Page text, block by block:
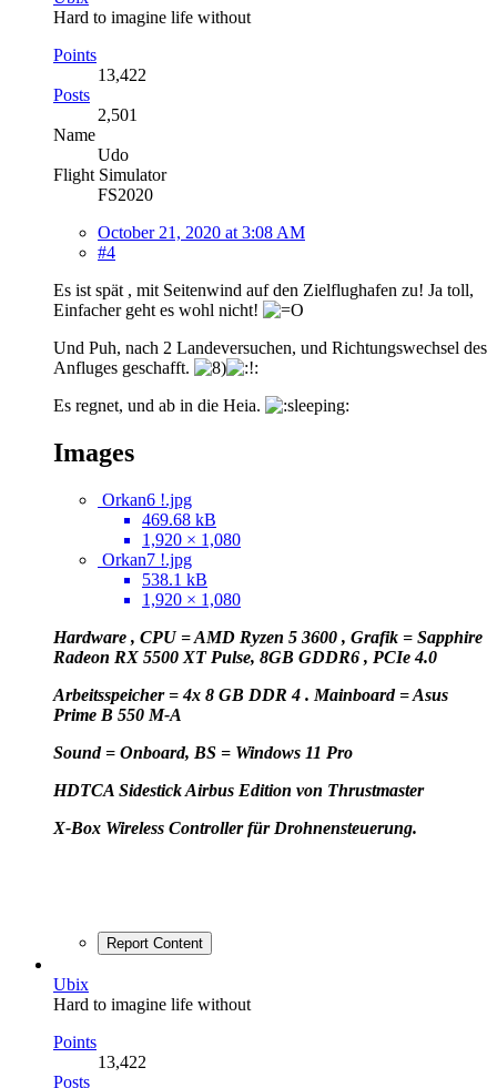
Hard to imagine life without
Points
13,422
Posts
2,501
Name
Udo
Flight Simulator
FS2020
October 21, 2020 at 3:08 AM
#4
Es ist spät , mit Seitenwind auf den Zielflughafen zu! Ja toll,
Einfacher geht es wohl nicht!
Und Puh, nach 2 Landeversuchen, und Richtungswechsel des
Anfluges geschafft.
Es regnet, und ab in die Heia.
Images
Orkan6 !.jpg
469.68 kB
1,920 × 1,080
Orkan7 !.jpg
538.1 kB
1,920 × 1,080
Hardware , CPU = AMD Ryzen 5 3600 , Grafik = Sapphire
Radeon RX 5500 XT Pulse, 8GB GDDR6 , PCIe 4.0
Arbeitsspeicher = 4x 8 GB DDR 4 . Mainboard = Asus
Prime B 550 M-A
Sound = Onboard, BS = Windows 11 Pro
HDTCA Sidestick Airbus Edition von Thrustmaster
X-Box Wireless Controller für Drohnensteuerung.
Report Content
Ubix
Hard to imagine life without
Points
13,422
Posts